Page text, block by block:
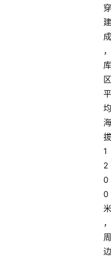
穿
建
成
，
库
区
平
均
海
拔
1
2
0
0
米
，
周
边